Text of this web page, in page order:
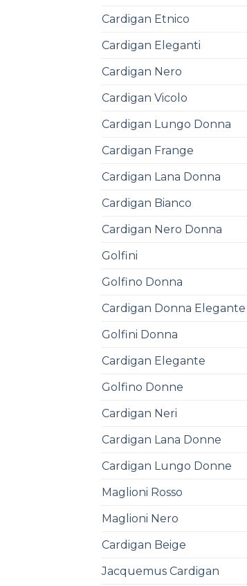
Cardigan Etnico
Cardigan Eleganti
Cardigan Nero
Cardigan Vicolo
Cardigan Lungo Donna
Cardigan Frange
Cardigan Lana Donna
Cardigan Bianco
Cardigan Nero Donna
Golfini
Golfino Donna
Cardigan Donna Elegante
Golfini Donna
Cardigan Elegante
Golfino Donne
Cardigan Neri
Cardigan Lana Donne
Cardigan Lungo Donne
Maglioni Rosso
Maglioni Nero
Cardigan Beige
Jacquemus Cardigan